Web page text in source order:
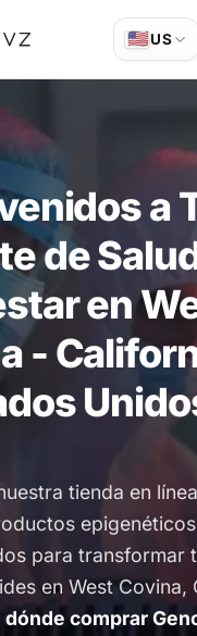
🇺🇸US
a
de
en
-
tienda en
para transformar
en West Covina,
dónde comprar